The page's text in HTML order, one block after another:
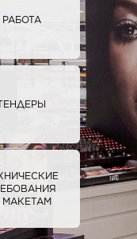
РАБОТА
МАКЕТАМ